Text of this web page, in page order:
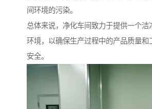
间环境的污染。
总体来说，净化车间致力于提供一个洁
环境，以确保生产过程中的产品质量和
安全。